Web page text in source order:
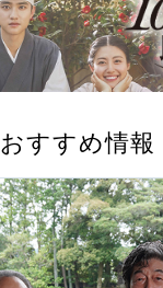
おすすめ情報